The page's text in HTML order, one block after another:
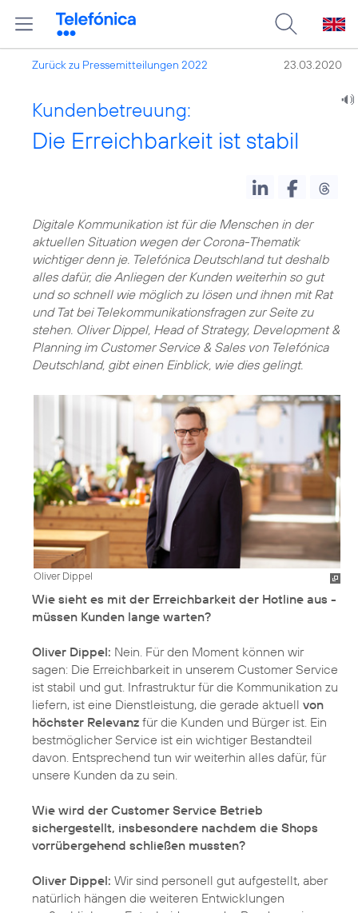
Zurück zu Pressemitteilungen 2022 23.03.2020
Kundenbetreuung:
Die Erreichbarkeit ist stabil
Digitale Kommunikation ist für die Menschen in der
aktuellen Situation wegen der Corona-Thematik
wichtiger denn je. Telefónica Deutschland tut deshalb
alles dafür, die Anliegen der Kunden weiterhin so gut
und so schnell wie möglich zu lösen und ihnen mit Rat
und Tat bei Telekommunikationsfragen zur Seite zu
stehen. Oliver Dippel, Head of Strategy, Development &
Planning im Customer Service & Sales von Telefónica
Deutschland, gibt einen Einblick, wie dies gelingt.
Oliver Dippel
Wie sieht es mit der Erreichbarkeit der Hotline aus -
müssen Kunden lange warten?
Oliver Dippel: Nein. Für den Moment können wir
sagen: Die Erreichbarkeit in unserem Customer Service
ist stabil und gut. Infrastruktur für die Kommunikation zu
liefern, ist eine Dienstleistung, die gerade aktuell von
höchster Relevanz für die Kunden und Bürger ist. Ein
bestmöglicher Service ist ein wichtiger Bestandteil
davon. Entsprechend tun wir weiterhin alles dafür, für
unsere Kunden da zu sein.
Wie wird der Customer Service Betrieb
sichergestellt, insbesondere nachdem die Shops
vorrübergehend schließen mussten?
Oliver Dippel: Wir sind personell gut aufgestellt, aber
natürlich hängen die weiteren Entwicklungen